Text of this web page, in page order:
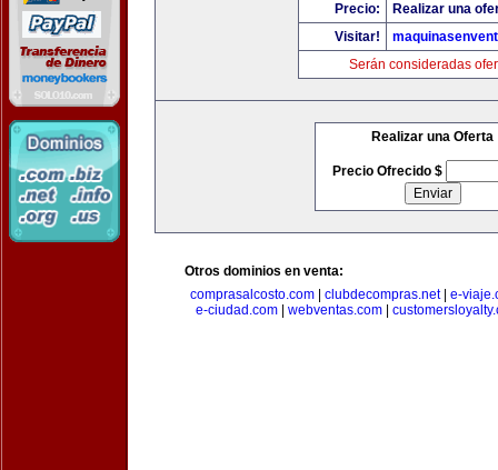
Precio:
Realizar una
Visitar!
Serán consideradas
Realizar una Oferta
Precio Ofrecido $
Otros dominios en venta:
comprasalcosto.com
clubdecompras.net| e-
e-ciudad.com| webventas.com|